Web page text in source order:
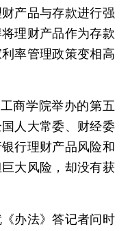
产品与存款进行强
理财产品作为存款
率管理政策变相高
商学院举办的第五
人大常委、财经委
行理财产品风险和
大风险，却没有获
办法》答记者问时